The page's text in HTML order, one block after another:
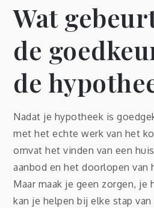
Wat
de
de
Nadat je hypotheek is
met het echte werk van het
omvat het vinden van een
aanbod en het doorlopen van
Maar maak je geen zorgen, je
kan je helpen bij elke stap